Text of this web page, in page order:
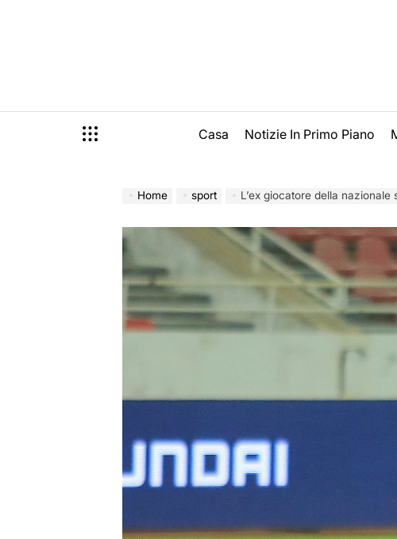
Casa Notizie In Primo Piano
Home sport L’ex giocatore della nazionale